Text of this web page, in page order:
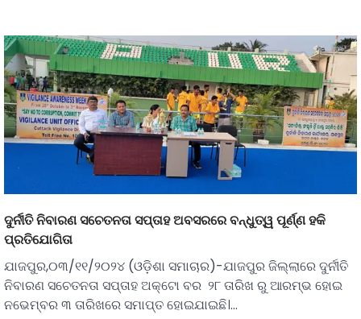
ଦୁର୍ନୀତି ନିବାରଣ ସଚେତନତା ସପ୍ତାହ ଅବସରରେ ବନ୍ଧୁତ୍ୱ ପୂର୍ଣ୍ଣ ହକି
ପ୍ରତିଯୋଗିତା
ଯାଜପୁର,୦୩/୧୧/୨୦୨୪ (ଓଡ଼ିଶା ସମାଚାର)-ଯାଜପୁର ଜିଲ୍ଲାରେ ଦୁର୍ନୀତି
ନିବାରଣ ସଚେତନତା ସପ୍ତାହ ଅକ୍ଟୋ ବର ୨୮ ତାରିଖ ରୁ ଆରମ୍ଭ ହୋଇ
ନଭେମ୍ବର ୩ ତାରିଖରେ ସମାପ୍ତ ହୋଇଯାଇଛି।…